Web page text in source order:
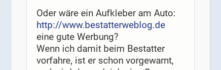
Oder wäre ein Aufkleber am Auto:
http://www.bestatterweblog.de
eine gute Werbung?
Wenn ich damit beim Bestatter
vorfahre, ist er schon vorgewarnt,